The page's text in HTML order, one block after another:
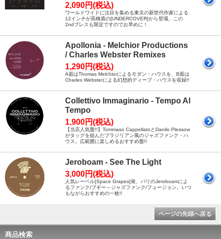
2,090円(税込)
ワールドワイドに注目を集める東京の新世代作家による
12インチが高橋盾の[UNDERCOVER]から登場。この
2ndプレスも限定ですのでお早めに！
Apollonia - Melchior Productions
/ Charles Webster Remixes
1,290円(税込)
A面はThomas Melchiorによるモダン・ハウスを、B面は
Charles Websterによる幻想的ディープ・ハウスを収録!!
Collettivo Immaginario - Tempo Al
Tempo
1,900円(税込)
【当店人気盤!!】Tommaso CappellatoとDanilo Plessow
がタッグを組んだブラジリアン風のジャズファンク・ハ
ウス。広範囲に楽しめるおすすめ盤!!
Jeroboam - See The Light
3,000円(税込)
人気レーベル[Space Grapes]発、パリのJeroboamによ
るファンク/ブギー～ジャズファンク/フュージョン。いつ
もながらおすすめの一枚!!
ページの先頭へ戻る
商品検索